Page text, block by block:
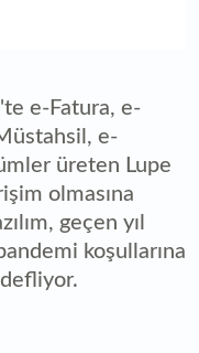
e-Fatura, e-
e-
üreten Lupe
olmasına
geçen yıl
koşullarına